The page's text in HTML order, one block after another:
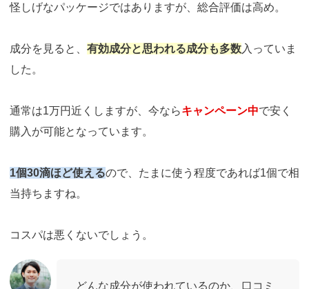
怪しげなパッケージではありますが、総合評価は高め。
成分を見ると、 有効成分と思われる成分も多数入っていま
した。
通常は1万円近くしますが、今ならキャンペーン中で安く
購入が可能となっています。
1個30滴ほど使えるので、たまに使う程度であれば1個で相
当持ちますね。
コスパは悪くないでしょう。
どんな成分が使われているのか、口コミ